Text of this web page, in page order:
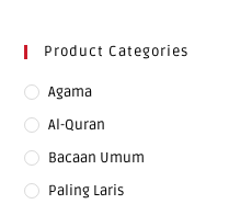
Product Categories
Agama
Al-Quran
Bacaan Umum
Paling Laris